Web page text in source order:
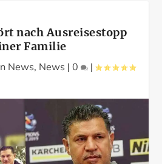
nach Ausreisestopp
Familie
News, News | 0 |